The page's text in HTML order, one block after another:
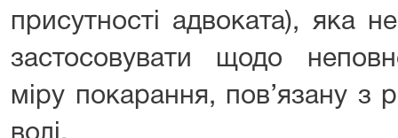
присутності адвоката), яка
застосовувати щодо
міру покарання, пов’язану з